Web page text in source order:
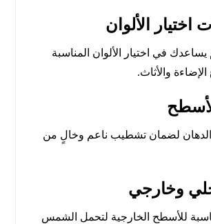
اختيار الألوان
في اختيار الألوان المناسبة
والأثاث.
الدهان لضمان تشطيب ناعم وخالٍ من
وخارجي
للأسطح الخارجية لتحمل الشمس